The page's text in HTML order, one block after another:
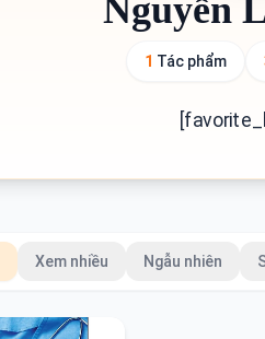
Nguyễn
1 Tác phẩm
Xem nhiều Ngẫu nhiên